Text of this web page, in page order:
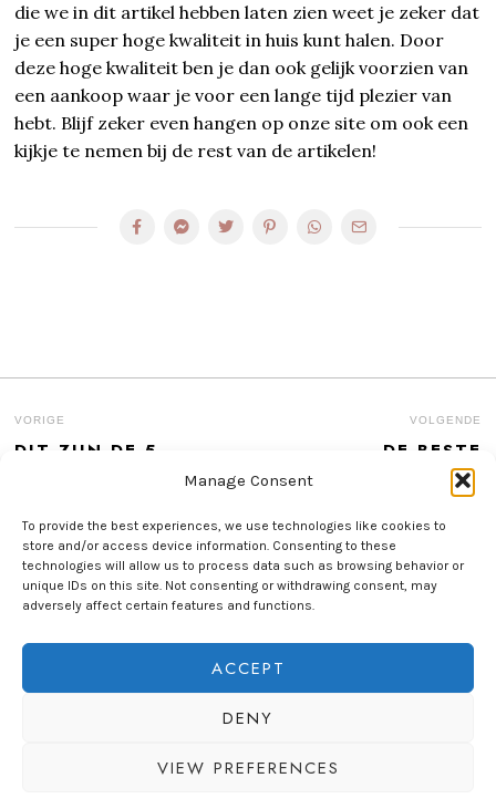
Manage Consent
To provide the best experiences, we use technologies like cookies to
store and/or access device information. Consenting to these
technologies will allow us to process data such as browsing behavior or
unique IDs on this site. Not consenting or withdrawing consent, may
adversely affect certain features and functions.
ACCEPT
DENY
VIEW PREFERENCES
die we in dit artikel hebben laten zien weet je zeker dat
je een super hoge kwaliteit in huis kunt halen. Door
deze hoge kwaliteit ben je dan ook gelijk voorzien van
een aankoop waar je voor een lange tijd plezier van
hebt. Blijf zeker even hangen op onze site om ook een
kijkje te nemen bij de rest van de artikelen!
BERICHT
NAVIGATIE
VORIGE
Previous
DIT ZIJN DE 5
PRODUCTEN
VOLGENDE
DE BESTE
EPILATORS VAN
2025
INFO@FEMMIO.NL
BLOG PRIVACY POLICY COOKIE POLICY (EU)